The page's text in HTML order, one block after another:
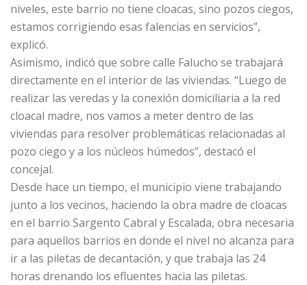
niveles, este barrio no tiene cloacas, sino pozos ciegos,
estamos corrigiendo esas falencias en servicios”,
explicó.
Asimismo, indicó que sobre calle Falucho se trabajará
directamente en el interior de las viviendas. “Luego de
realizar las veredas y la conexión domiciliaria a la red
cloacal madre, nos vamos a meter dentro de las
viviendas para resolver problemáticas relacionadas al
pozo ciego y a los núcleos húmedos”, destacó el
concejal.
Desde hace un tiempo, el municipio viene trabajando
junto a los vecinos, haciendo la obra madre de cloacas
en el barrio Sargento Cabral y Escalada, obra necesaria
para aquellos barrios en donde el nivel no alcanza para
ir a las piletas de decantación, y que trabaja las 24
horas drenando los efluentes hacia las piletas.